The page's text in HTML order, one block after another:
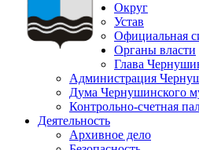
Округ
Устав
Официальная
Органы власти
Глава
Администрация
Дума Чернушинского
Контрольно-счетная
Деятельность
Архивное дело